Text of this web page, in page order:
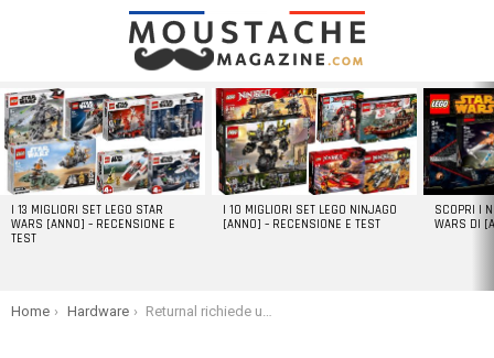
LATEST
STORIES
I 13 MIGLIORI SET LEGO STAR
WARS [ANNO] – RECENSIONE E
TEST
I 10 MIGLIORI SET LEGO NINJAGO
[ANNO] – RECENSIONE E TEST
SCOPRI I
WARS DI
You are here:
Home Hardware Returnal richiede una NVIDIA RTX 3080 Ti o una Radeon RX 6950 XT per il ray tracing 4K su PC